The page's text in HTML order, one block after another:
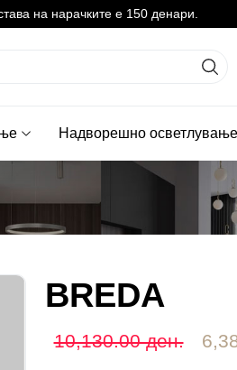
на нарачките е 150 денари.
Надворешно осветлување
BREDA
10,130.00 ден.